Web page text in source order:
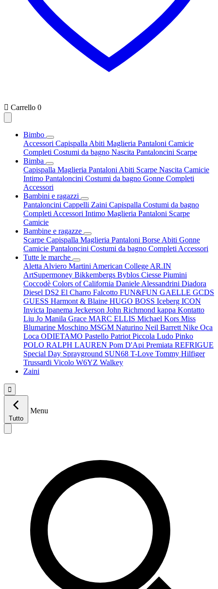
 Carrello 0
Bimbo
Accessori Capispalla Abiti Maglieria Pantaloni Camicie
Completi Costumi da bagno Nascita Pantaloncini Scarpe
Bimba
Capispalla Maglieria Pantaloni Abiti Scarpe Nascita Camicie
Intimo Pantaloncini Costumi da bagno Gonne Completi
Accessori
Bambini e ragazzi
Pantaloncini Cappelli Zaini Capispalla Costumi da bagno
Completi Accessori Intimo Maglieria Pantaloni Scarpe
Camicie
Bambine e ragazze
Scarpe Capispalla Maglieria Pantaloni Borse Abiti Gonne
Camicie Pantaloncini Costumi da bagno Completi Accessori
Tutte le marche
Aletta Alviero Martini American College AR.IN
ArtSupermoney Bikkembergs Byblos Ciesse Piumini
Coccodè Colors of California Daniele Alessandrini Diadora
Diesel DS2 El Charro Falcotto FUN&FUN GAELLE GCDS
GUESS Harmont & Blaine HUGO BOSS Iceberg ICON
Invicta Ipanema Jeckerson John Richmond kappa Kontatto
Liu Jo Manila Grace MARC ELLIS Michael Kors Miss
Blumarine Moschino MSGM Naturino Neil Barrett Nike Oca
Loca ODIETAMO Pastello Patriot Piccola Ludo Pinko
POLO RALPH LAUREN Pom D'Api Premiata REFRIGUE
Special Day Sprayground SUN68 T-Love Tommy Hilfiger
Trussardi Vicolo W6YZ Walkey
Zaini

Tutto
Menu